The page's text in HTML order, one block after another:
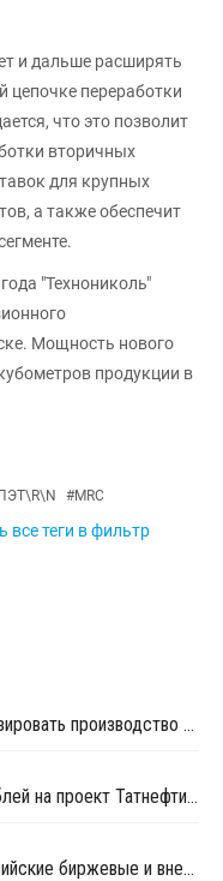
и дальше расширять
цепочке переработки
что это позволит
вторичных
для крупных
а также обеспечит
"Технониколь"
Мощность нового
продукции в
#MRC
все теги в фильтр
Таможенный союз может стандартизировать производство ПЭТ-тары по примеру России
Правительство выделит 50 млрд рублей на проект Татнефти по производству ПЭТ
ФАС рекомендовала применять российские биржевые и внебиржевые индексы цен